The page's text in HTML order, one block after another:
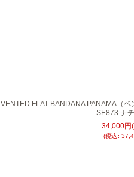
VENTED FLAT BANDANA PANAMA（ベ
SE873 ナ
34,000円
(税込: